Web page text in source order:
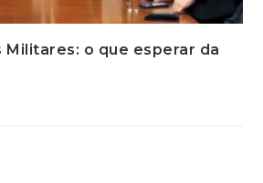
Militares: o que esperar da